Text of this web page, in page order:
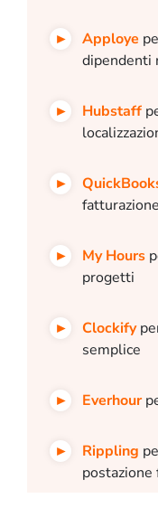
Apploye
dipendenti
Hubstaff
fatturazione
My Hours
progetti
Clockify
semplice
Everhour
Rippling
postazione